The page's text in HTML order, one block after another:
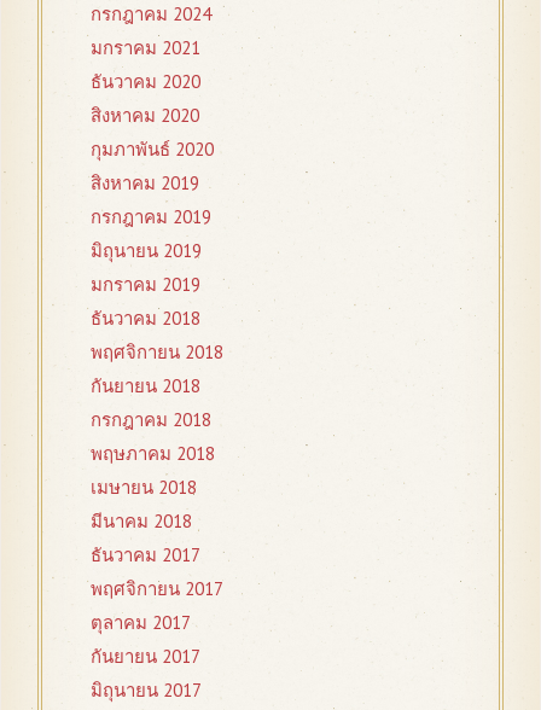
กรกฎาคม 2024
มกราคม 2021
ธันวาคม 2020
สิงหาคม 2020
กุมภาพันธ์ 2020
สิงหาคม 2019
กรกฎาคม 2019
มิถุนายน 2019
มกราคม 2019
ธันวาคม 2018
พฤศจิกายน 2018
กันยายน 2018
กรกฎาคม 2018
พฤษภาคม 2018
เมษายน 2018
มีนาคม 2018
ธันวาคม 2017
พฤศจิกายน 2017
ตุลาคม 2017
กันยายน 2017
มิถุนายน 2017